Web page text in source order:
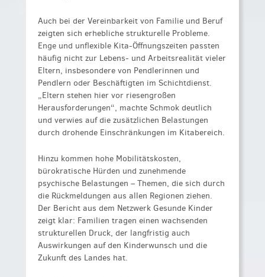
Auch bei der Vereinbarkeit von Familie und Beruf
zeigten sich erhebliche strukturelle Probleme.
Enge und unflexible Kita-Öffnungszeiten passten
häufig nicht zur Lebens- und Arbeitsrealität vieler
Eltern, insbesondere von Pendlerinnen und
Pendlern oder Beschäftigten im Schichtdienst.
„Eltern stehen hier vor riesengroßen
Herausforderungen“, machte Schmok deutlich
und verwies auf die zusätzlichen Belastungen
durch drohende Einschränkungen im Kitabereich.
Hinzu kommen hohe Mobilitätskosten,
bürokratische Hürden und zunehmende
psychische Belastungen – Themen, die sich durch
die Rückmeldungen aus allen Regionen ziehen.
Der Bericht aus dem Netzwerk Gesunde Kinder
zeigt klar: Familien tragen einen wachsenden
strukturellen Druck, der langfristig auch
Auswirkungen auf den Kinderwunsch und die
Zukunft des Landes hat.